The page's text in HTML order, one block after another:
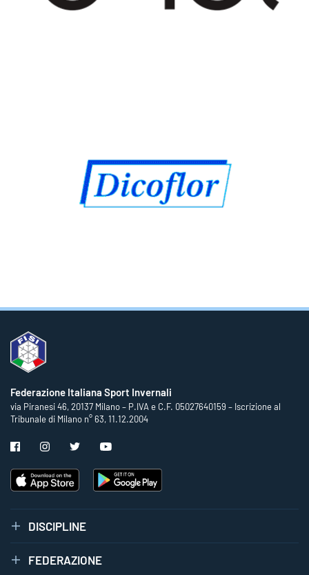
Federazione Italiana Sport Invernali
via Piranesi 46, 20137 Milano – P.IVA e C.F. 05027640159 – Iscrizione al
Tribunale di Milano n° 63, 11.12.2004
DISCIPLINE
FEDERAZIONE